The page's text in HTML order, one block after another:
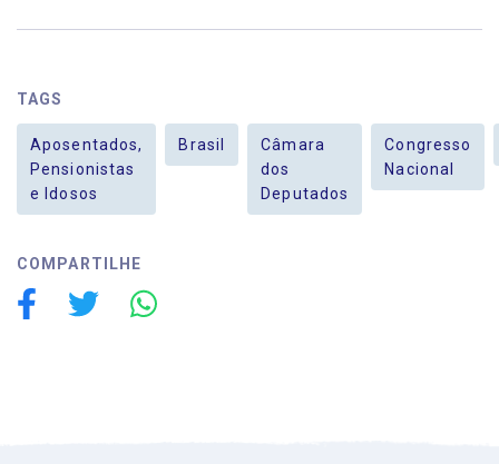
TAGS
Aposentados,
Pensionistas
e Idosos
Brasil
Câmara
dos
Deputados
Congresso
Nacional
COMPARTILHE